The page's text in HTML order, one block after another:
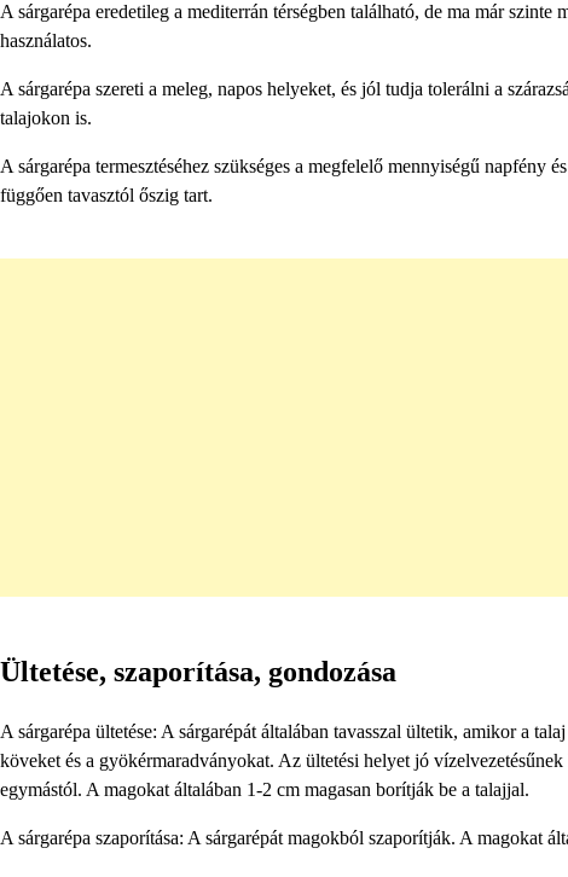
A sárgarépa eredetileg a mediterrán térségben található, de ma már
használatos.
A sárgarépa szereti a meleg, napos helyeket, és jól tudja tolerálni a
talajokon is.
A sárgarépa termesztéséhez szükséges a megfelelő mennyiségű napfény
függően tavasztól őszig tart.
Ültetése, szaporítása, gondozása
A sárgarépa ültetése: A sárgarépát általában tavasszal ültetik, amikor a
köveket és a gyökérmaradványokat. Az ültetési helyet jó
egymástól. A magokat általában 1-2 cm magasan borítják be a talajjal.
A sárgarépa szaporítása: A sárgarépát magokból szaporítják. A magokat